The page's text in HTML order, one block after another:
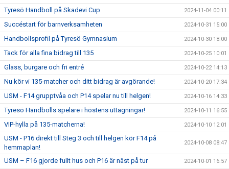
Tyresö Handboll på Skadevi Cup 2024-11-04 00:11
Succéstart för barnverksamheten 2024-10-31 15:00
Handbollsprofil på Tyresö Gymnasium 2024-10-30 18:00
Tack för alla fina bidrag till 135 2024-10-25 10:01
Glass, burgare och fri entré 2024-10-22 14:13
Nu kör vi 135-matcher och ditt bidrag är avgörande! 2024-10-20 17:34
USM - F14 grupptvåa och P14 spelar nu till helgen! 2024-10-16 14:33
Tyresö Handbolls spelare i höstens uttagningar! 2024-10-11 16:55
VIP-hylla på 135-matcherna! 2024-10-10 12:01
USM - P16 direkt till Steg 3 och till helgen kör F14 på
hemmaplan!
2024-10-08 08:47
USM – F16 gjorde fullt hus och P16 är näst på tur 2024-10-01 16:57